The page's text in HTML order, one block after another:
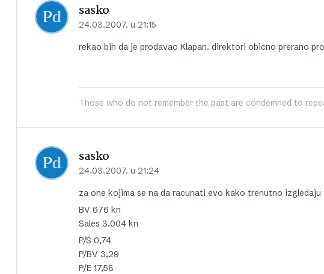
sasko
24.03.2007. u 21:15
rekao bih da je prodavao Klapan. direktori obicno prerano
Those who do not remember the past are condemned to
sasko
24.03.2007. u 21:24
za one kojima se na da racunati evo kako trenutno
BV 676 kn
Sales 3.004 kn
P/S 0,74
P/BV 3,29
P/E 17,58